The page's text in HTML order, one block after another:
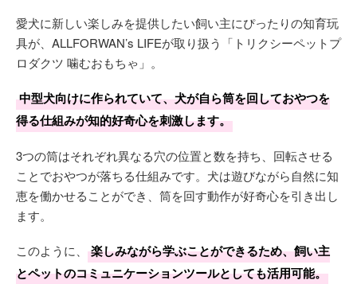
愛犬に新しい楽しみを提供したい飼い主にぴったりの知育玩
具が、ALLFORWAN’s LIFEが取り扱う「トリクシーペットプ
ロダクツ 噛むおもちゃ」。
中型犬向けに作られていて、犬が自ら筒を回しておやつを
得る仕組みが知的好奇心を刺激します。
3つの筒はそれぞれ異なる穴の位置と数を持ち、回転させる
ことでおやつが落ちる仕組みです。犬は遊びながら自然に知
恵を働かせることができ、筒を回す動作が好奇心を引き出し
ます。
このように、
楽しみながら学ぶことができるため、飼い主
とペットのコミュニケーションツールとしても活用可能。